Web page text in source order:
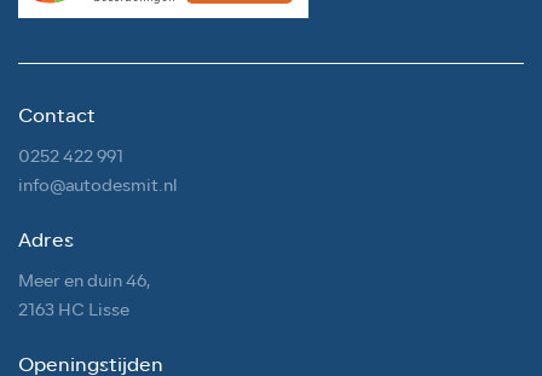
Contact
0252 422 991
info@autodesmit.nl
Adres
Meer en duin 46,
2163 HC Lisse
Openingstijden